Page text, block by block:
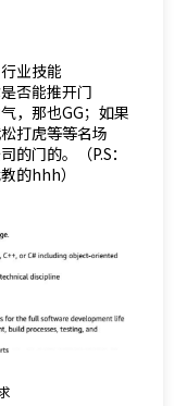
业技能
否能推开门
，那也GG；如果
打虎等等名场
门的。（P.S：
的hhh）